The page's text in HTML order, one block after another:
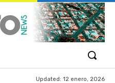
Updated: 12 enero, 2026